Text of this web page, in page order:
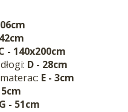
- 140x200cm
D - 28cm
E - 3cm
5cm
G - 51cm